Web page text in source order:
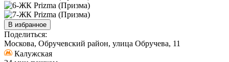
В избранное
Поделиться:
Москова, Обручевский район, улица Обручева, 11
Калужская